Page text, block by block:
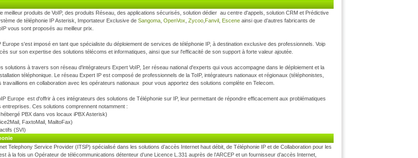
meilleur produits de VoIP, des produits Réseau, des applications sécurisés, solution dédier au centre d'appels, solution CRM et Prédictive
de téléphonie IP Asterisk, Importateur Exclusive de Sangoma, OpenVox Zycoo, Fanvil, Esceneainsi que d’autres fabricants de
vous sont proposés au meilleur prix.
Europe s'est imposé en tant que spécialiste du déploiement de services de téléphonie IP, à destination exclusive des professionnels. Voip
sur son expertise des solutions télécoms et informatiques, ainsi que sur l'efficacité de son support à forte valeur ajoutée.
solutions à travers son réseau d'intégrateurs Expert VoIP, 1er réseau national d'experts qui vous accompagne dans le déploiement et la
téléphonique. Le réseau Expert IP est composé de professionnels de la ToIP, intégrateurs nationaux et régionaux (téléphonistes,
travaillions en collaboration avec les opérateurs nationaux pour vous apportez des solutions complète en Telecom.
Europe est d'offrir à ces intégrateurs des solutions de Téléphonie sur IP, leur permettant de répondre efficacement aux problématiques
entreprises. Ces solutions comprennent notamment :
PBX dans vos locaux iPBX Asterisk)
FaxtoMail, MailtoFax)
(SVI)
Telephony Service Provider (ITSP) spécialisé dans les solutions d’accès Internet haut débit, de Téléphonie IP et de Collaboration pour les
à la fois un Opérateur de télécommunications détenteur d’une Licence L.331 auprès de l’ARCEP et un fournisseur d’accès Internet,